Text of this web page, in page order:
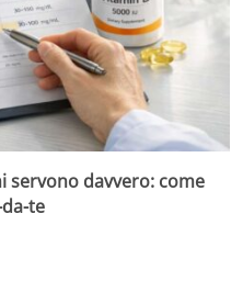
servono davvero: come
te